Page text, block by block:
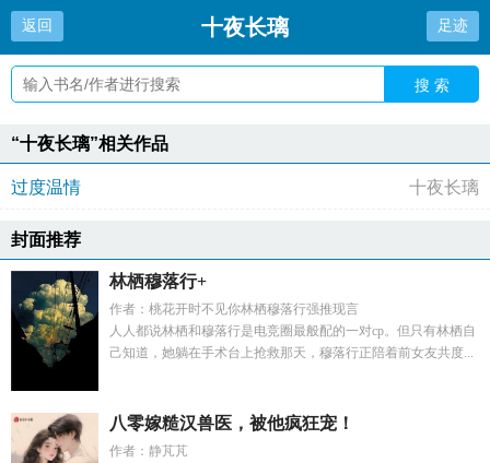
返回 十夜长璃 足迹
搜 索
“十夜长璃”相关作品
过度温情 十夜长璃
封面推荐
林栖穆落行+
作者：桃花开时不见你林栖穆落行强推现言
人人都说林栖和穆落行是电竞圈最般配的一对cp。但只有林栖自
己知道，她躺在手术台上抢救那天，穆落行正陪着前女友共度...
八零嫁糙汉兽医，被他疯狂宠！
作者：静芃芃